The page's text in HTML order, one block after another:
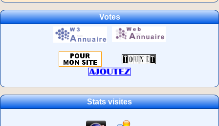
Votes
Stats visites